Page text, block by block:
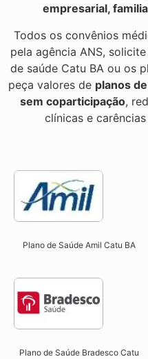
empresarial,
Todos os convênios
pela agência ANS,
de saúde Catu BA ou os
peça valores de planos
sem coparticipação,
clínicas e
Plano de Saúde Amil Catu BA
Plano de Saúde Bradesco Catu